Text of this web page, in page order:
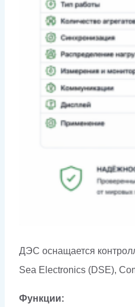
ДЭС оснащается
Sea Electronics (DSE),
Функции: